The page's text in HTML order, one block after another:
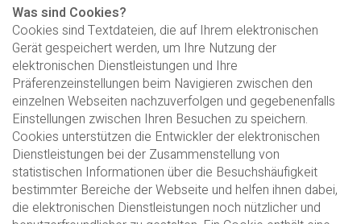
Was sind Cookies?
Cookies sind Textdateien, die auf Ihrem elektronischen
Gerät gespeichert werden, um Ihre Nutzung der
elektronischen Dienstleistungen und Ihre
Präferenzeinstellungen beim Navigieren zwischen den
einzelnen Webseiten nachzuverfolgen und gegebenenfalls
Einstellungen zwischen Ihren Besuchen zu speichern.
Cookies unterstützen die Entwickler der elektronischen
Dienstleistungen bei der Zusammenstellung von
statistischen Informationen über die Besuchshäufigkeit
bestimmter Bereiche der Webseite und helfen ihnen dabei,
die elektronischen Dienstleistungen noch nützlicher und